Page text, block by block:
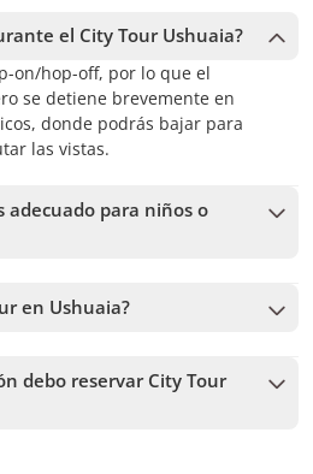
el City Tour Ushuaia?
on/hop-off, por lo que el
se detiene brevemente en
donde podrás bajar para
las vistas.
adecuado para niños o
que no requiere caminatas
en Ushuaia?
web. En el carrito podrás agregar
tu reserva.
debo reservar City Tour